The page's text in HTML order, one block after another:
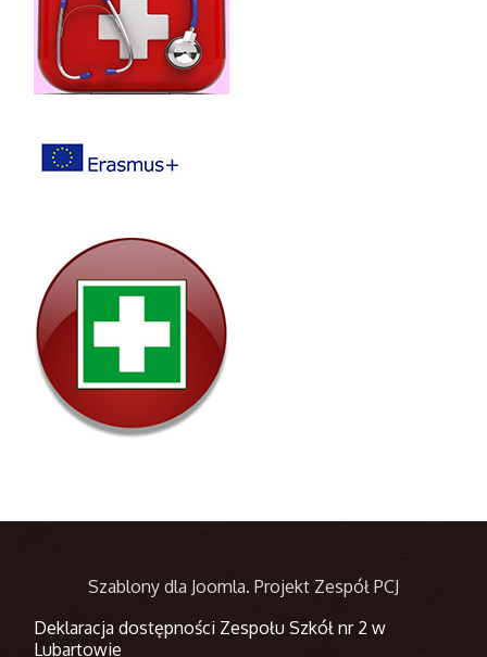
Szablony dla Joomla. Projekt Zespół PCJ
Deklaracja dostępności Zespołu Szkół nr 2 w
Lubartowie